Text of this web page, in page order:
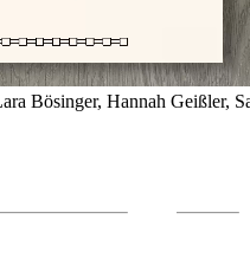
Bösinger, Hannah Geißler,